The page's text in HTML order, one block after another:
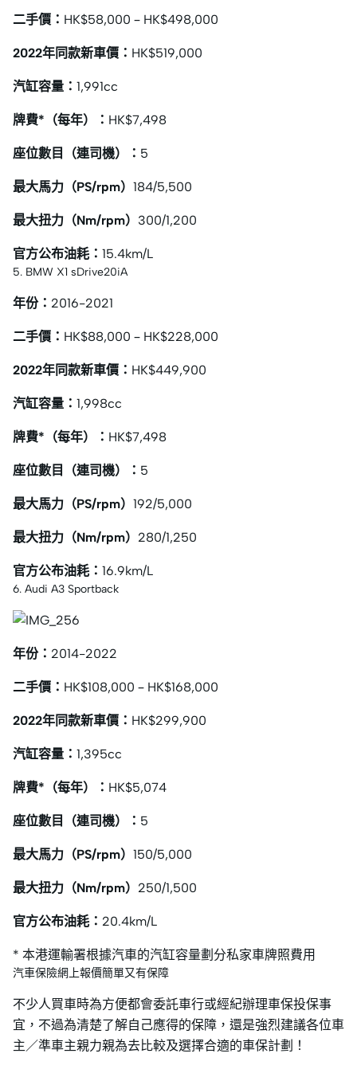
二手價： HK$58,000 – HK$498,000
2022年同款新車價： HK$519,000
汽缸容量： 1,991cc
牌費*（每年）： HK$7,498
座位數目（連司機）： 5
最大馬力（PS/rpm） 184/5,500
最大扭力（Nm/rpm） 300/1,200
官方公布油耗： 15.4km/L
5. BMW X1 sDrive20iA
年份： 2016-2021
二手價： HK$88,000 – HK$228,000
2022年同款新車價： HK$449,900
汽缸容量： 1,998cc
牌費*（每年）： HK$7,498
座位數目（連司機）： 5
最大馬力（PS/rpm） 192/5,000
最大扭力（Nm/rpm） 280/1,250
官方公布油耗： 16.9km/L
6. Audi A3 Sportback
年份： 2014-2022
二手價： HK$108,000 – HK$168,000
2022年同款新車價： HK$299,900
汽缸容量： 1,395cc
牌費*（每年）： HK$5,074
座位數目（連司機）： 5
最大馬力（PS/rpm） 150/5,000
最大扭力（Nm/rpm） 250/1,500
官方公布油耗： 20.4km/L
* 本港運輸署根據汽車的汽缸容量劃分私家車牌照費用
汽車保險網上報價簡單又有保障
不少人買車時為方便都會委託車行或經紀辦理車保投保事
宜，不過為清楚了解自己應得的保障，還是強烈建議各位車
主／準車主親力親為去比較及選擇合適的車保計劃！